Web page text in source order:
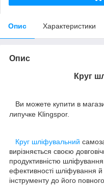
Опис Характеристики
Опис
Круг
Ви можете купити в
липучке Klingspor.
Круг шліфувальний
вирізняється своєю
продуктивністю
ефективності шліфування й
інструменту до його